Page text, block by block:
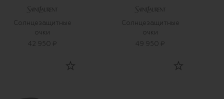
Солнцезащитные
очки
42 950 ₽
Солнцезащитные
очки
49 950 ₽